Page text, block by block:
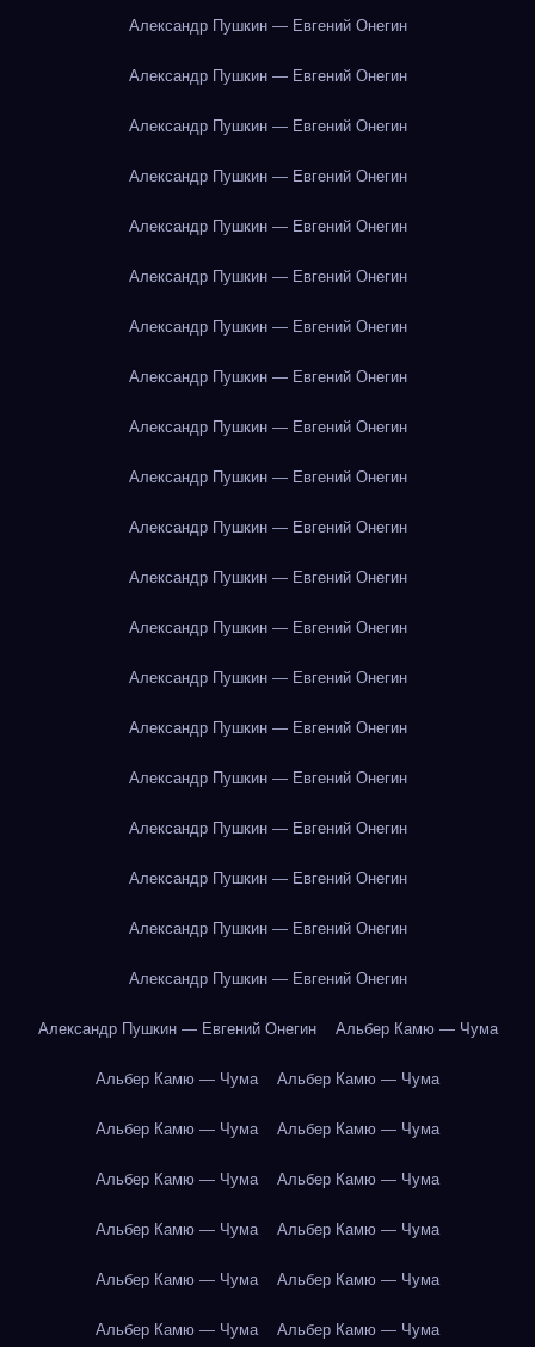
Александр Пушкин — Евгений Онегин
Александр Пушкин — Евгений Онегин
Александр Пушкин — Евгений Онегин
Александр Пушкин — Евгений Онегин
Александр Пушкин — Евгений Онегин
Александр Пушкин — Евгений Онегин
Александр Пушкин — Евгений Онегин
Александр Пушкин — Евгений Онегин
Александр Пушкин — Евгений Онегин
Александр Пушкин — Евгений Онегин
Александр Пушкин — Евгений Онегин
Александр Пушкин — Евгений Онегин
Александр Пушкин — Евгений Онегин
Александр Пушкин — Евгений Онегин
Александр Пушкин — Евгений Онегин
Александр Пушкин — Евгений Онегин
Александр Пушкин — Евгений Онегин
Александр Пушкин — Евгений Онегин
Александр Пушкин — Евгений Онегин
Александр Пушкин — Евгений Онегин
Александр Пушкин — Евгений Онегин Альбер Камю — Чума
Альбер Камю — Чума Альбер Камю — Чума
Альбер Камю — Чума Альбер Камю — Чума
Альбер Камю — Чума Альбер Камю — Чума
Альбер Камю — Чума Альбер Камю — Чума
Альбер Камю — Чума Альбер Камю — Чума
Альбер Камю — Чума Альбер Камю — Чума